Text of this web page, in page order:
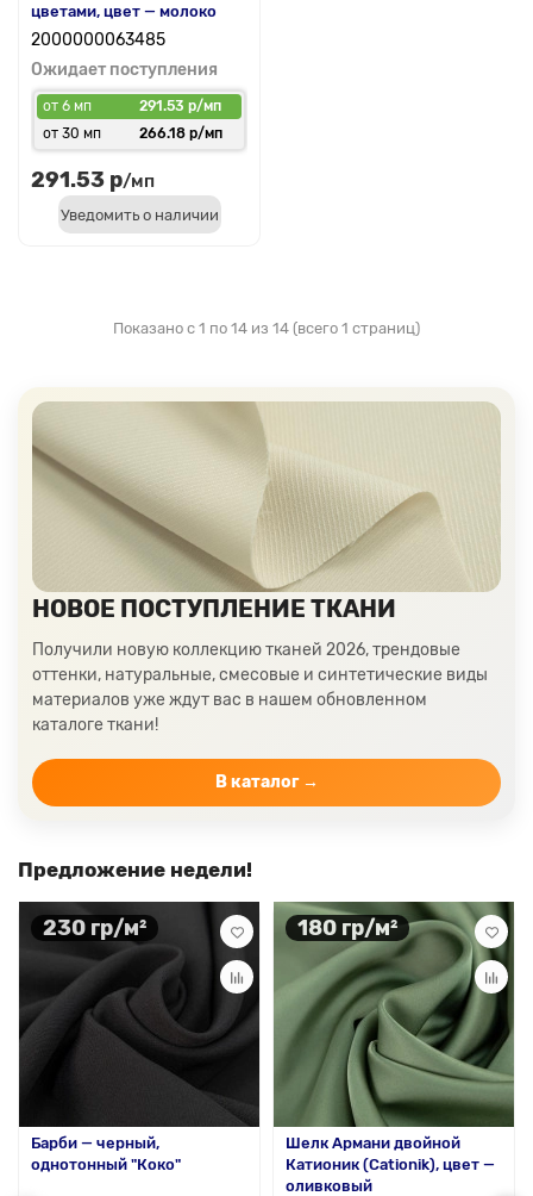
цветами, цвет — молоко
2000000063485
Ожидает поступления
от 6 мп
291.53 р/мп
от 30 мп
266.18 р/мп
291.53 р/мп
Уведомить о наличии
Показано с 1 по 14 из 14 (всего 1 страниц)
НОВОЕ ПОСТУПЛЕНИЕ ТКАНИ
Получили новую коллекцию тканей 2026, трендовые
оттенки, натуральные, смесовые и синтетические виды
материалов уже ждут вас в нашем обновленном
каталоге ткани!
В каталог →
Предложение недели!
230 гр/м²
Барби — черный,
однотонный "Коко"
180 гр/м²
Шелк Армани двойной
Катионик (Cationik), цвет —
оливковый